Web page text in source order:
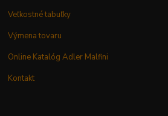
Veľkostné tabuľky
Výmena tovaru
Online Katalóg Adler Malfini
Kontakt